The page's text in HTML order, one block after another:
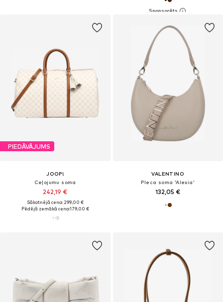
PIEDĀVĀJUMS
JOOP!
Ceļojumu soma
242,19 €
Sākotnējā cena: 299,00 €
Pēdējā zemākā cena:179,00 €
VALENTINO
Pleca soma 'Alexia'
132,05 €